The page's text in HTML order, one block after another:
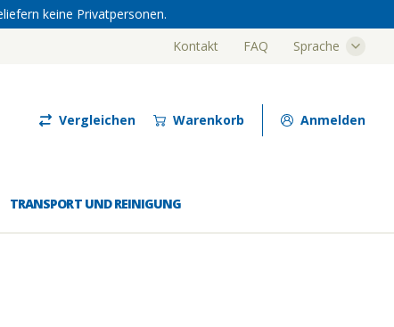
Kontakt FAQ Sprache
Vergleichen Warenkorb Anmelden
TRANSPORT UND REINIGUNG
keine Privatpersonen.